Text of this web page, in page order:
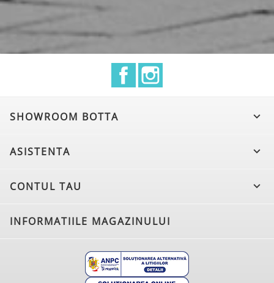
Facebook
SHOWROOM BOTTA 
ASISTENTA 
CONTUL TAU 
INFORMATIILE MAGAZINULUI